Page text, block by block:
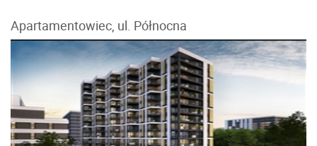
Apartamentowiec, ul. Północna